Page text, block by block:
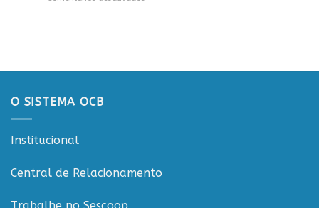
Rondônia
20
cooperativismo
O SISTEMA OCB
Institucional
Central de Relacionamento
Trabalhe no Sescoop